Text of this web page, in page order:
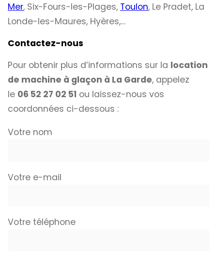
Mer, Six-Fours-les-Plages, Toulon, Le Pradet, La
Londe-les-Maures, Hyères,…
Contactez-nous
Pour obtenir plus d’informations sur la location
de machine à glaçon à La Garde, appelez
le 06 52 27 02 51 ou laissez-nous vos
coordonnées ci-dessous :
Votre nom
Votre e-mail
Votre téléphone